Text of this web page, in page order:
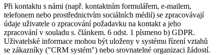
Při kontaktu s námi (např. kontaktním formulářem, e-mailem,
telefonem nebo prostřednictvím sociálních médií) se zpracovávají
údaje uživatele o zpracování požadavku na kontakt a jeho
zpracování v souladu s. článkem. 6 odst. 1 písmeno b) GDPR.
Uživatelské informace mohou být uloženy v systému řízení vztahů
se zákazníky ("CRM systém") nebo srovnatelné organizaci žádostí.